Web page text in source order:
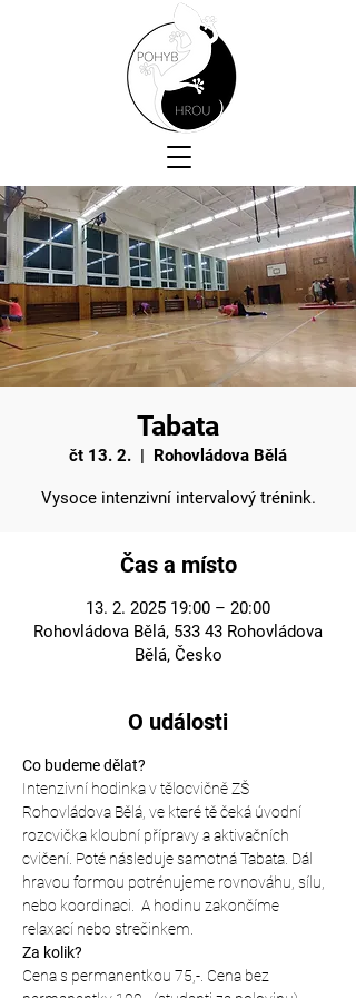
Tabata
čt 13. 2.
  |
Rohovládova Bělá
Vysoce intenzivní intervalový trénink.
Čas a místo
13. 2. 2025 19:00 – 20:00
Rohovládova Bělá, 533 43 Rohovládova
Bělá, Česko
O události
Co budeme dělat?
Intenzivní hodinka v tělocvičně ZŠ
Rohovládova Bělá, ve které tě čeká úvodní
rozcvička kloubní přípravy a aktivačních
cvičení. Poté následuje samotná Tabata. Dál
hravou formou potrénujeme rovnováhu, sílu,
nebo koordinaci.  A hodinu zakončíme
relaxací nebo strečinkem.
Za kolik?
Cena s permanentkou 75,-. Cena bez